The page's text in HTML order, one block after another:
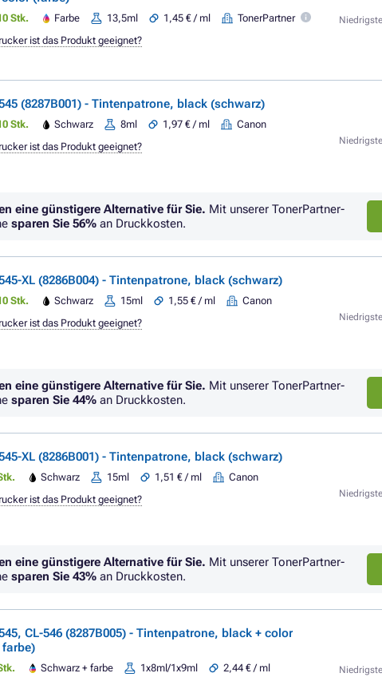
Stk. Farbe 13,5ml 1,45 € / ml TonerPartner
ist das Produkt geeignet?
(8287B001) - Tintenpatrone, black (schwarz)
Stk. Schwarz 8ml 1,97 € / ml Canon
ist das Produkt geeignet?
eine günstigere Alternative für Sie. Mit unserer TonerPartner-
sparen Sie 56% an Druckkosten.
XL (8286B004) - Tintenpatrone, black (schwarz)
Stk. Schwarz 15ml 1,55 € / ml Canon
ist das Produkt geeignet?
eine günstigere Alternative für Sie. Mit unserer TonerPartner-
sparen Sie 44% an Druckkosten.
XL (8286B001) - Tintenpatrone, black (schwarz)
Schwarz 15ml 1,51 € / ml Canon
ist das Produkt geeignet?
eine günstigere Alternative für Sie. Mit unserer TonerPartner-
sparen Sie 43% an Druckkosten.
CL-546 (8287B005) - Tintenpatrone, black + color
Schwarz + farbe 1x8ml/1x9ml
2,44 € / ml